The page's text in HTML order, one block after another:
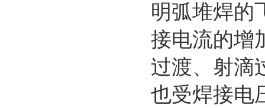
明弧堆焊的
接电流的增
过渡、射滴
也受焊接电